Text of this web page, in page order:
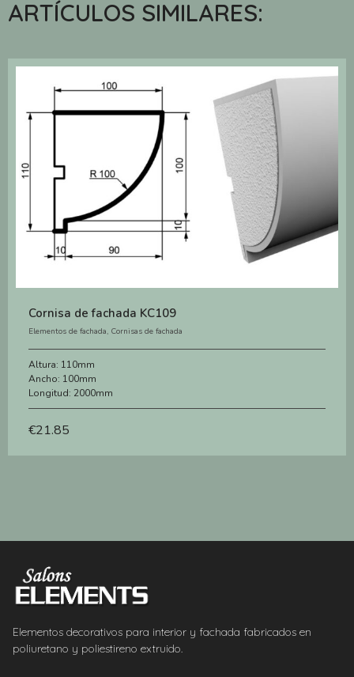
ARTÍCULOS SIMILARES:
Cornisa de fachada KC109
Elementos de fachada, Cornisas de fachada
Altura: 110mm
Ancho: 100mm
Longitud: 2000mm
€21.85
Elementos decorativos para interior y fachada fabricados en
poliuretano y poliestireno extruido.